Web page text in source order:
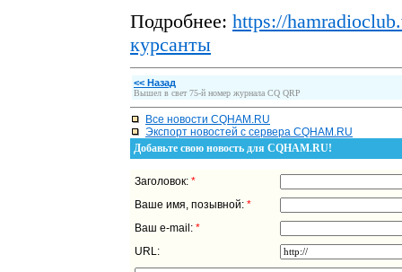
Подробнее: https://
курсанты
<< Назад
Вышел в свет 75-й номер журнала CQ QRP
Все новости CQHAM.RU
Экспорт новостей с сервера CQHAM.RU
Добавьте свою новость для CQHAM.RU!
Заголовок: *
Ваше имя, позывной: *
Ваш e-mail: *
URL: